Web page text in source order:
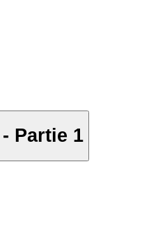
Partie 1